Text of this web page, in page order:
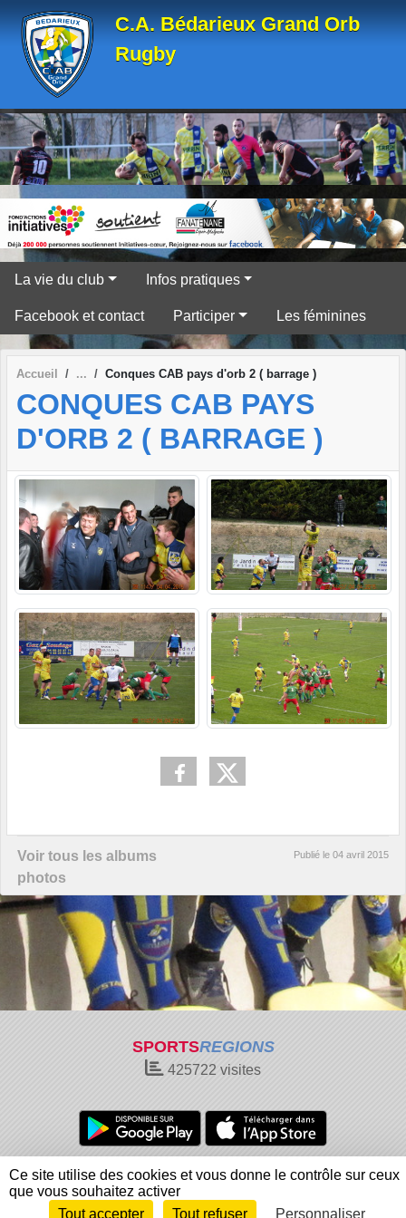
C.A. Bédarieux Grand Orb
Rugby
La vie du club Infos pratiques
Facebook et contact Participer Les féminines
Accueil Conques CAB pays d'orb 2 ( barrage )
CONQUES CAB PAYS
D'ORB 2 ( BARRAGE )
Voir tous les albums
photos
Publié le 04 avril 2015
SPORTSREGIONS
425722 visites
Charte cookies
Gestion des cookies
Informations légales
Signaler un contenu inapproprié
Envie de participer ?
Panneau de gestion des cookies
Ce site utilise des cookies et vous donne le contrôle sur ceux
que vous souhaitez activer
Tout accepter
Tout refuser Personnaliser